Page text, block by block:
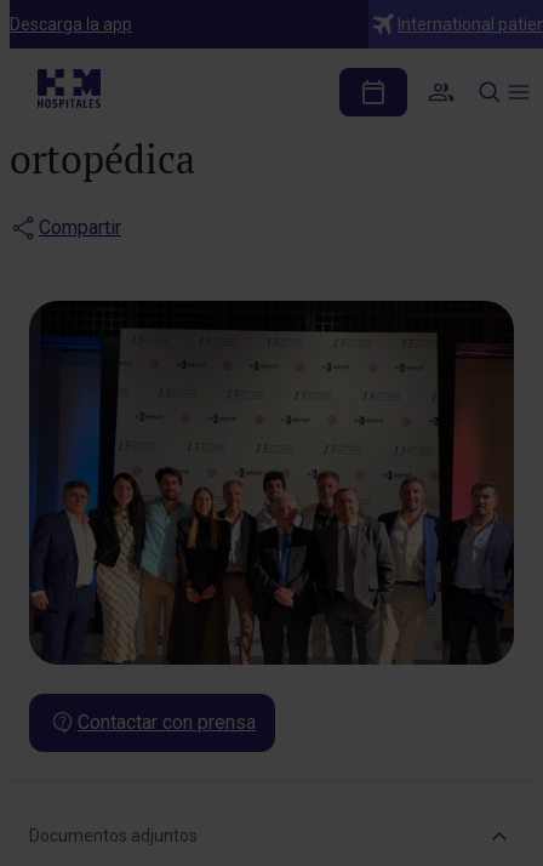
Descarga la app International
Notas de prensa
HM Hospitales refuerza
su liderazgo en cirugía
ortopédica
Compartir
Contactar con prensa
Documentos adjuntos